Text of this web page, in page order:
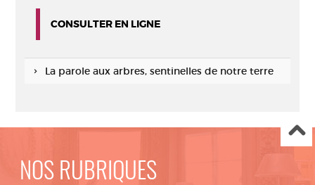
CONSULTER EN LIGNE
La parole aux arbres, sentinelles de notre terre
NOS RUBRIQUES